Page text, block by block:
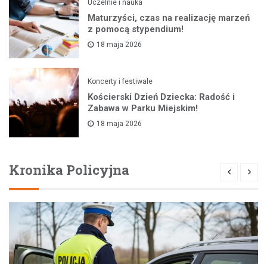
Uczelnie i nauka
Maturzyści, czas na realizację marzeń
z pomocą stypendium!
18 maja 2026
Koncerty i festiwale
Kościerski Dzień Dziecka: Radość i
Zabawa w Parku Miejskim!
18 maja 2026
Kronika Policyjna